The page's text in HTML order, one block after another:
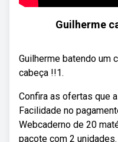
Guilherme
Guilherme batendo um
cabeça !!1.
Confira as ofertas que
Facilidade no
Webcaderno de 20
pacote com 2